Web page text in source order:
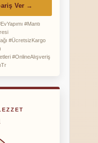
Ver →
#Mantı
#ÜcretsizKargo
#OnlineAlışveriş